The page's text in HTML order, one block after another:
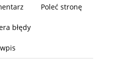
Poleć stronę
błędy